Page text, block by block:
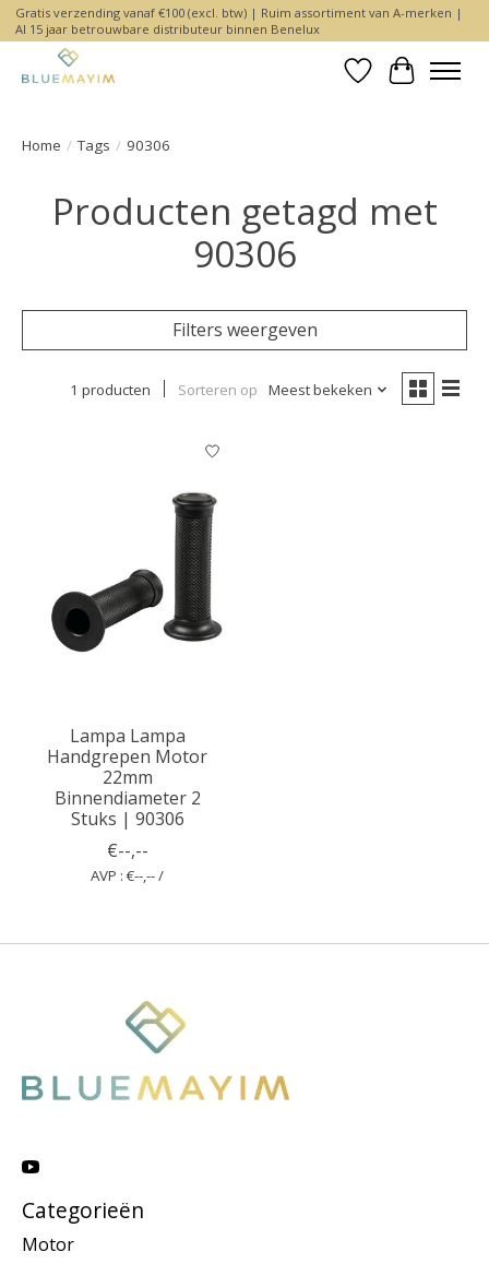
Gratis verzending vanaf €100 (excl. btw) | Ruim assortiment van A-merken |
Al 15 jaar betrouwbare distributeur binnen Benelux
Verlanglijst
Home / Tags / 90306
Producten getagd met
90306
Filters weergeven
1 producten Sorteren op Meest bekeken
Lampa Lampa
Handgrepen Motor
22mm
Binnendiameter 2
Stuks | 90306
€--,--
AVP : €--,-- /
Categorieën
Motor